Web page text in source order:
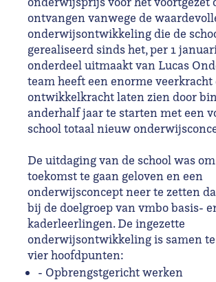
ontvangen vanwege de
onderwijsontwikkeling die de
gerealiseerd sinds het, per 1
onderdeel uitmaakt van Lucas
team heeft een enorme veerkracht
ontwikkelkracht laten zien door
anderhalf jaar te starten met een
school totaal nieuw
De uitdaging van de school was
toekomst te gaan geloven en een
onderwijsconcept neer te zetten
bij de doelgroep van vmbo basis-
kaderleerlingen. De ingezette
onderwijsontwikkeling is samen
vier hoofdpunten:
- Opbrengstgericht werken